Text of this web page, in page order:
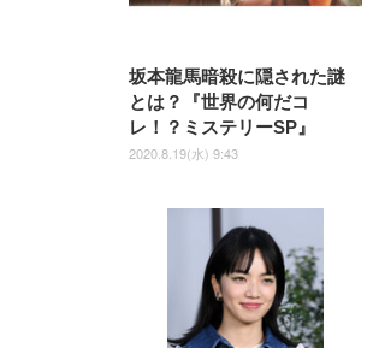
坂本龍馬暗殺に隠された謎
とは？『世界の何だコ
レ！？ミステリーSP』
2020.8.19(水) 9:43